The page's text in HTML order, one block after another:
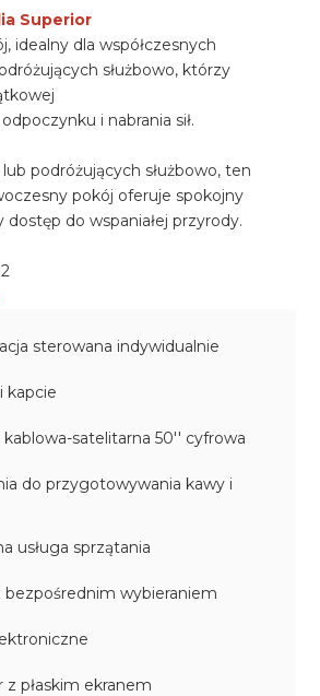
Superior
idealny dla współczesnych
służbowo, którzy
i nabrania sił.
podróżujących służbowo, ten
pokój oferuje spokojny
dostęp do wspaniałej przyrody.
sterowana indywidualnie
kapcie
kablowa-satelitarna 50'' cyfrowa
do przygotowywania kawy i
usługa sprzątania
bezpośrednim wybieraniem
z płaskim ekranem